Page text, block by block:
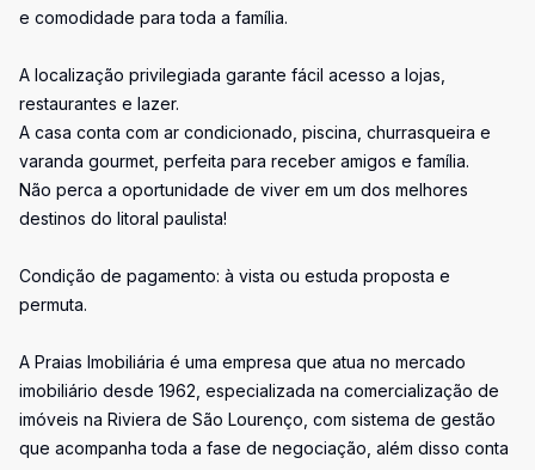
e comodidade para toda a família.
A localização privilegiada garante fácil acesso a lojas,
restaurantes e lazer.
A casa conta com ar condicionado, piscina, churrasqueira e
varanda gourmet, perfeita para receber amigos e família.
Não perca a oportunidade de viver em um dos melhores
destinos do litoral paulista!
Condição de pagamento: à vista ou estuda proposta e
permuta.
A Praias Imobiliária é uma empresa que atua no mercado
imobiliário desde 1962, especializada na comercialização de
imóveis na Riviera de São Lourenço, com sistema de gestão
que acompanha toda a fase de negociação, além disso conta